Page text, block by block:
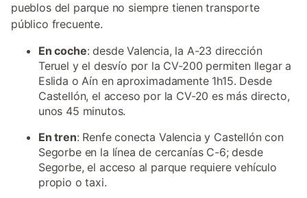
pueblos del parque no siempre tienen transporte
público frecuente.
En coche: desde Valencia, la A-23 dirección
Teruel y el desvío por la CV-200 permiten llegar a
Eslida o Aín en aproximadamente 1h15. Desde
Castellón, el acceso por la CV-20 es más directo,
unos 45 minutos.
En tren: Renfe conecta Valencia y Castellón con
Segorbe en la línea de cercanías C-6; desde
Segorbe, el acceso al parque requiere vehículo
propio o taxi.